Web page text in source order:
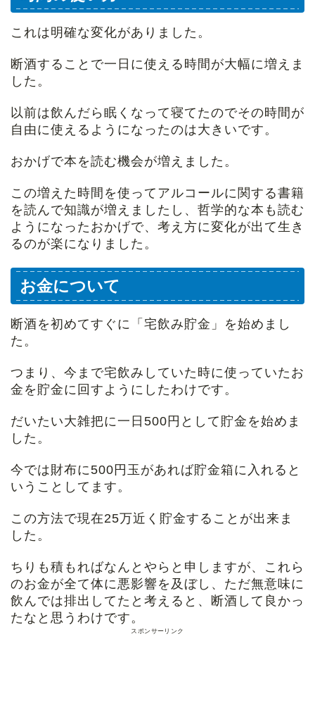
これは明確な変化がありました。
断酒することで一日に使える時間が大幅に増えま
した。
以前は飲んだら眠くなって寝てたのでその時間が
自由に使えるようになったのは大きいです。
おかげで本を読む機会が増えました。
この増えた時間を使ってアルコールに関する書籍
を読んで知識が増えましたし、哲学的な本も読む
ようになったおかげで、考え方に変化が出て生き
るのが楽になりました。
お金について
断酒を初めてすぐに「宅飲み貯金」を始めまし
た。
つまり、今まで宅飲みしていた時に使っていたお
金を貯金に回すようにしたわけです。
だいたい大雑把に一日500円として貯金を始めま
した。
今では財布に500円玉があれば貯金箱に入れると
いうことしてます。
この方法で現在25万近く貯金することが出来ま
した。
ちりも積もればなんとやらと申しますが、これら
のお金が全て体に悪影響を及ぼし、ただ無意味に
飲んでは排出してたと考えると、断酒して良かっ
たなと思うわけです。
スポンサーリンク